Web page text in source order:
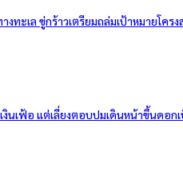
ะเล ขู่กร้าวเตรียมถล่มเป้าหมายโครง
งินเฟ้อ แต่เลี่ยงตอบปมเดินหน้าขึ้นดอก